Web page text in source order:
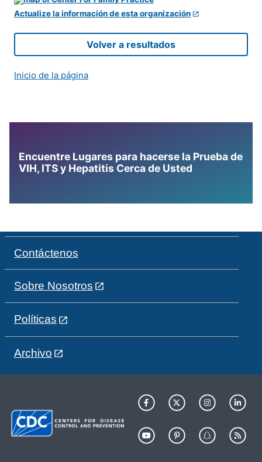
Actualize la información de esta organización
Volver a resultados
Inicio de la página
Encuentre Lugares para hacerse la Prueba de
VIH, ITS y Hepatitis Cerca de Usted
Contáctenos
Sobre Nosotros
Políticas
Archivo